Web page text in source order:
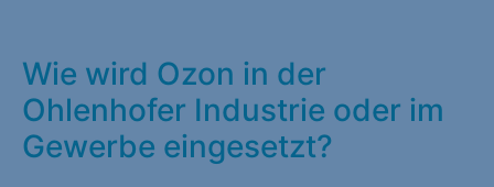
Wie wird Ozon in der
Ohlenhofer Industrie oder im
Gewerbe eingesetzt?